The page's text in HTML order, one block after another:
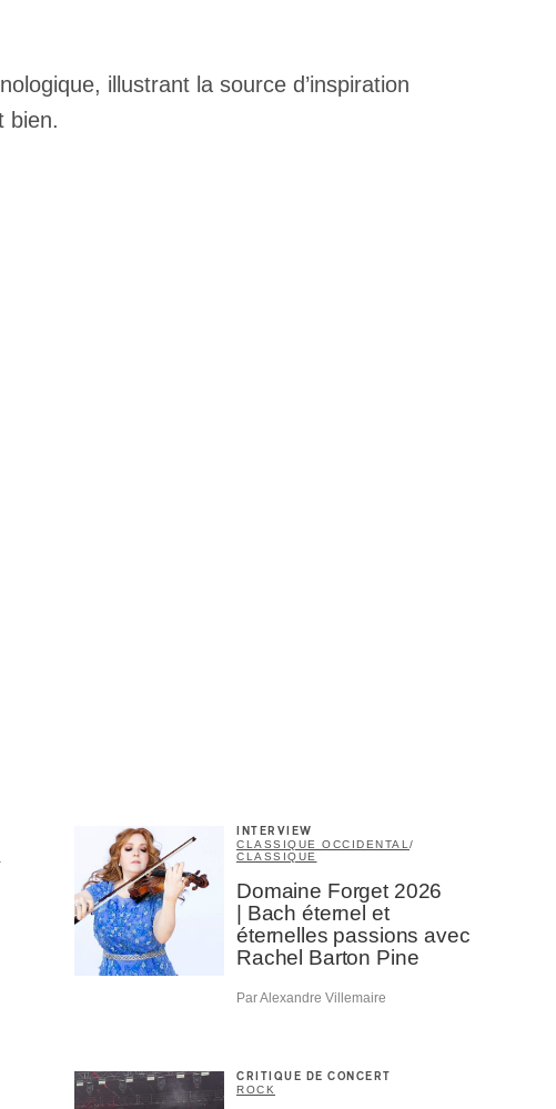
illustrant la source d’inspiration
bien.
INTERVIEW
CLASSIQUE OCCIDENTAL /
CLASSIQUE
Domaine Forget 2026
| Bach éternel et
éternelles passions avec
Rachel Barton Pine
Par Alexandre Villemaire
CRITIQUE DE CONCERT
ROCK